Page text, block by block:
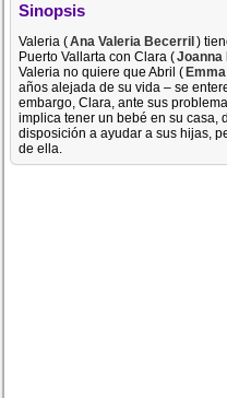
Sinopsis
Valeria (Ana Valeria Becerril)
Puerto Vallarta con Clara (Joanna
Valeria no quiere que Abril (
años alejada de su vida – se
embargo, Clara, ante sus
implica tener un bebé en su casa,
disposición a ayudar a sus hijas,
de ella.